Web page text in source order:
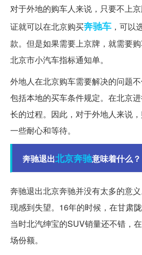
对于外地的购车人来说，只要不上
证就可以在北京购买奔驰车 ，可以
款。但是如果需要上京牌，就需要
北京市小汽车指标通知单。
外地人在北京购车需要解决的问题
包括本地的买车条件规定。在北京
长的过程。因此，对于外地人来说
一些耐心和等待。
奔驰退出北京奔驰意味着什么？
奔驰退出北京奔驰并没有太多的意
现感到失望。16年的时候，在甘肃
当时北汽绅宝的SUV销量还不错，
场份额。